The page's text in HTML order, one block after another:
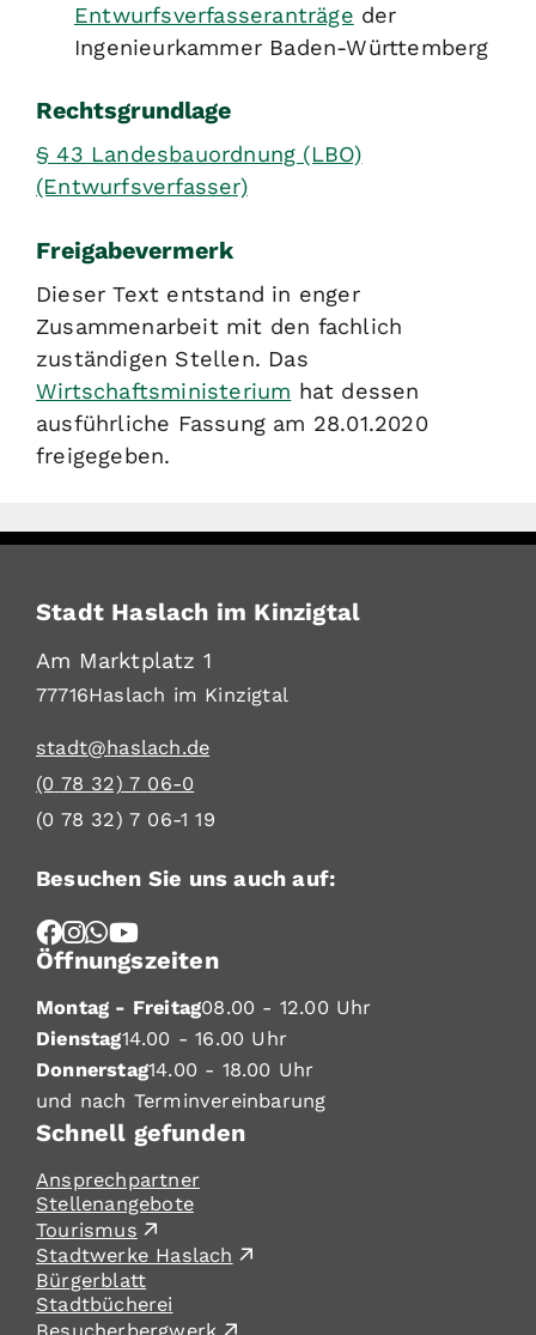
Entwurfsverfasseranträge der
Ingenieurkammer Baden-Württemberg
Rechtsgrundlage
§ 43 Landesbauordnung (LBO)
(Entwurfsverfasser)
Freigabevermerk
Dieser Text entstand in enger
Zusammenarbeit mit den fachlich
zuständigen Stellen. Das
Wirtschaftsministerium hat dessen
ausführliche Fassung am 28.01.2020
freigegeben.
Stadt Haslach im Kinzigtal
Am Marktplatz 1
77716Haslach im Kinzigtal
stadt@haslach.de
(0 78 32) 7 06-0
(0 78 32) 7 06-1 19
Besuchen Sie uns auch auf:
Öffnungszeiten
Montag - Freitag08.00 - 12.00 Uhr
Dienstag14.00 - 16.00 Uhr
Donnerstag14.00 - 18.00 Uhr
und nach Terminvereinbarung
Schnell gefunden
Ansprechpartner
Stellenangebote
Tourismus
Stadtwerke Haslach
Bürgerblatt
Stadtbücherei
Besucherbergwerk